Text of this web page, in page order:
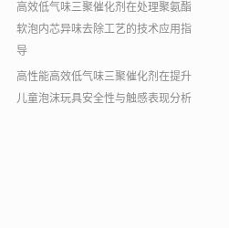
高效低气味三聚催化剂在处理聚氨酯
软泡内芯异味去除工艺的技术应用指
导
高性能高效低气味三聚催化剂在提升
儿童泡沫玩具安全性与触感表现分析